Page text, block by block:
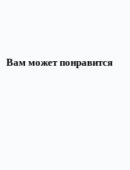
Вам может понравится